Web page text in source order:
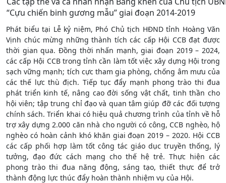
“Cựu chiến binh gương mẫu” giai đoạn 2014-2019
Phát biểu tại Lễ kỷ niệm, Phó Chủ tịch HĐND tỉnh Hoàng Văn
Vịnh chúc mừng những thành tích các cấp Hội CCB đạt được
thời gian qua. Đồng thời nhấn mạnh, giai đoạn 2019 – 2024,
các cấp Hội CCB trong tỉnh cần làm tốt việc xây dựng Hội trong
sạch vững mạnh; tích cực tham gia phòng, chống âm mưu của
các thế lực thù địch. Tiếp tục đẩy mạnh phong trào thi đua
phát triển kinh tế, nâng cao đời sống vật chất, tinh thần cho
hội viên; tập trung chỉ đạo và quan tâm giúp đỡ các đối tượng
chính sách. Triển khai có hiệu quả chương trình của tỉnh về hỗ
trợ xây dựng 2.000 căn nhà cho người có công, CCB nghèo, hộ
nghèo có hoàn cảnh khó khăn giai đoạn 2019 – 2020. Hội CCB
các cấp phối hợp làm tốt công tác giáo dục truyền thống, lý
tưởng, đạo đức cách mạng cho thế hệ trẻ. Thực hiện các
phong trào thi đua năng động, sáng tạo, thiết thực để trở
thành động lực thúc đẩy hoàn thành nhiệm vụ của Hội.